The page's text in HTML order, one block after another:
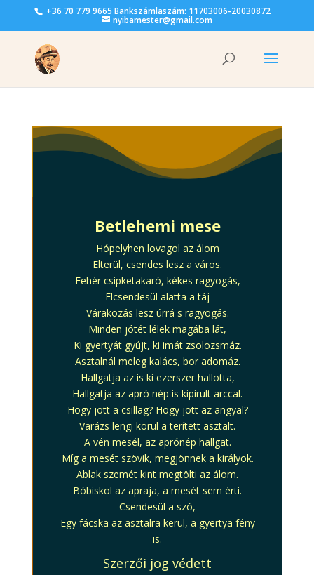
+36 70 779 9665 Bankszámlaszám: 11703006-20030872
nyibamester@gmail.com
Betlehemi mese
Hópelyhen lovagol az álom
Elterül, csendes lesz a város.
Fehér csipketakaró, kékes ragyogás,
Elcsendesül alatta a táj
Várakozás lesz úrrá s ragyogás.
Minden jótét lélek magába lát,
Ki gyertyát gyújt, ki imát zsolozsmáz.
Asztalnál meleg kalács, bor adomáz.
Hallgatja az is ki ezerszer hallotta,
Hallgatja az apró nép is kipirult arccal.
Hogy jött a csillag? Hogy jött az angyal?
Varázs lengi körül a terített asztalt.
A vén mesél, az aprónép hallgat.
Míg a mesét szövik, megjönnek a királyok.
Ablak szemét kint megtölti az álom.
Bóbiskol az apraja, a mesét sem érti.
Csendesül a szó,
Egy fácska az asztalra kerül, a gyertya fény
is.
Szerzői jog védett